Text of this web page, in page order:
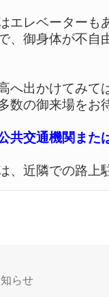
エレベーターも
、御身体が不自
へ出かけてみて
数の御来場をお
共交通機関また
、近隣での路上
らせ